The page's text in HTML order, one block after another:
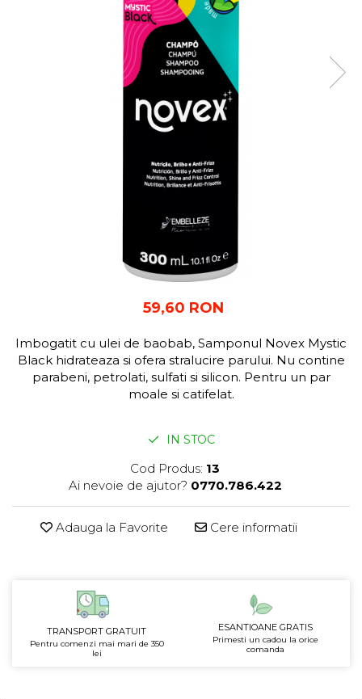
59,60 RON
Imbogatit cu ulei de baobab, Samponul Novex Mystic
Black hidrateaza si ofera stralucire parului. Nu contine
parabeni, petrolati, sulfati si silicon. Pentru un par
moale si catifelat.
IN STOC
Cod Produs: 13
Ai nevoie de ajutor? 0770.786.422
Adauga la Favorite Cere informatii
TRANSPORT GRATUIT
Pentru comenzi mai mari de 350
lei
ESANTIOANE GRATIS
Primesti un cadou la orice
comanda